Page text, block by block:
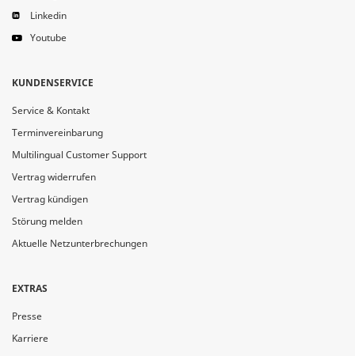
Linkedin
Youtube
KUNDENSERVICE
Service & Kontakt
Terminvereinbarung
Multilingual Customer Support
Vertrag widerrufen
Vertrag kündigen
Störung melden
Aktuelle Netzunterbrechungen
EXTRAS
Presse
Karriere